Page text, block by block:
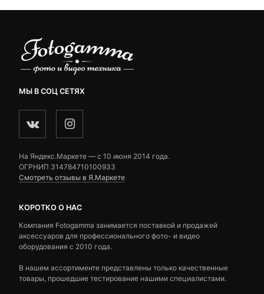
МЫ В СОЦ СЕТЯХ
На Яндекс.Маркете — c 10 июня 2014 года.
ОГРНИП 314784710100933
Смотреть отзывы в Я.Маркете
КОРОТКО О НАС
Компания Fotogamma занимается поставкой и продажей
аксессуаров для профессионального фото- и видео
оборудования с 2010 года.
В нашем ассортименте представлены только качественные
товары, прошедшие тестирование нашими специалистами.